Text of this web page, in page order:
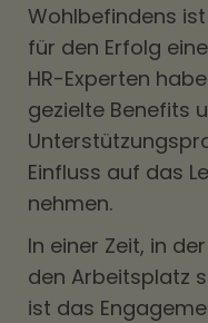
Wohlbefindens
für den Erfolg
HR-Experten
gezielte Benefits
Einfluss auf das
nehmen.
In einer Zeit, in
den Arbeitsplatz
ist das